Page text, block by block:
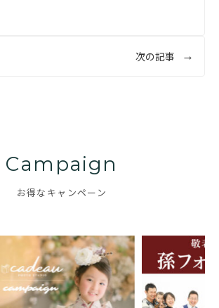
次の記事
Campaign
お得なキャンペーン